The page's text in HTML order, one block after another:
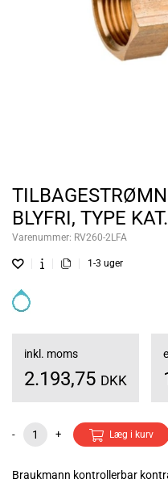
BLYFRI, TYPE
Varenummer: RV260-2LFA
1-3 uger
inkl. moms
2.193,75 DKK
- + Læg i kurv
Braukmann kontrollerbar